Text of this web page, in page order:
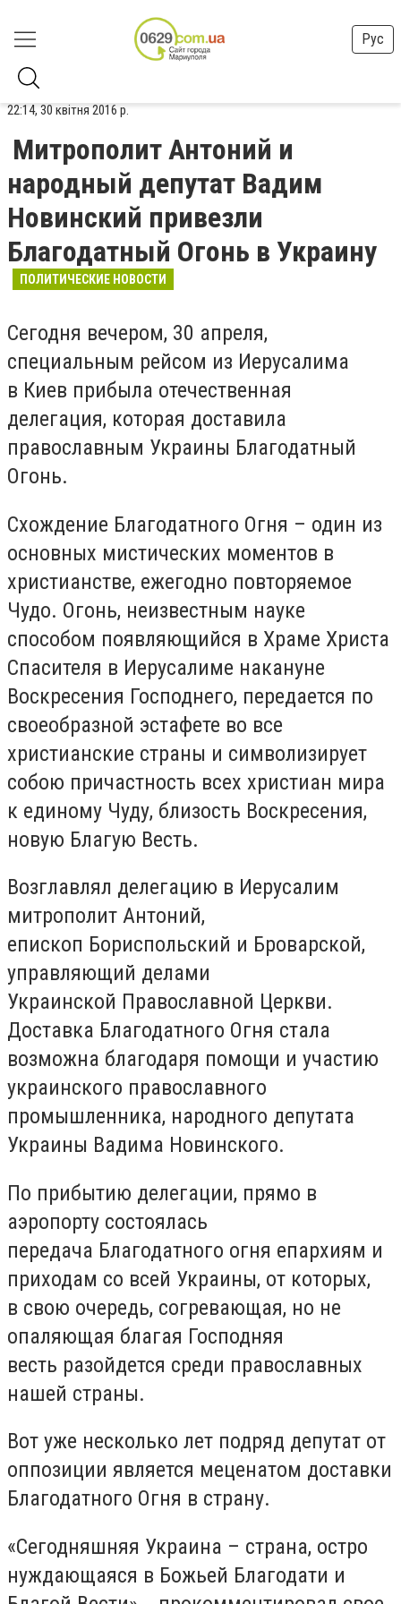
Рус
22:14, 30 квітня 2016 р.
Митрополит Антоний и
народный депутат Вадим
Новинский привезли
Благодатный Огонь в Украину
ПОЛИТИЧЕСКИЕ НОВОСТИ
Сегодня вечером, 30 апреля,
специальным рейсом из Иерусалима
в Киев прибыла отечественная
делегация, которая доставила
православным Украины Благодатный
Огонь.
Схождение Благодатного Огня – один из
основных мистических моментов в
христианстве, ежегодно повторяемое
Чудо. Огонь, неизвестным науке
способом появляющийся в Храме Христа
Спасителя в Иерусалиме накануне
Воскресения Господнего, передается по
своеобразной эстафете во все
христианские страны и символизирует
собою причастность всех христиан мира
к единому Чуду, близость Воскресения,
новую Благую Весть.
Возглавлял делегацию в Иерусалим
митрополит Антоний,
епископ Бориспольский и Броварской,
управляющий делами
Украинской Православной Церкви.
Доставка Благодатного Огня стала
возможна благодаря помощи и участию
украинского православного
промышленника, народного депутата
Украины Вадима Новинского.
По прибытию делегации, прямо в
аэропорту состоялась
передача Благодатного огня епархиям и
приходам со всей Украины, от которых,
в свою очередь, согревающая, но не
опаляющая благая Господняя
весть разойдется среди православных
нашей страны.
Вот уже несколько лет подряд депутат от
оппозиции является меценатом доставки
Благодатного Огня в страну.
«Сегодняшняя Украина – страна, остро
нуждающаяся в Божьей Благодати и